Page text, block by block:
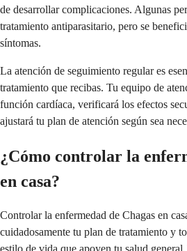
de desarrollar complicaciones. Algunas
tratamiento antiparasitario, pero se
síntomas.
La atención de seguimiento regular es
tratamiento que recibas. Tu equipo de
función cardíaca, verificará los efectos
ajustará tu plan de atención según sea
¿Cómo controlar la
en casa?
Controlar la enfermedad de Chagas en
cuidadosamente tu plan de tratamiento y